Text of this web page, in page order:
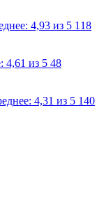
118
48
140